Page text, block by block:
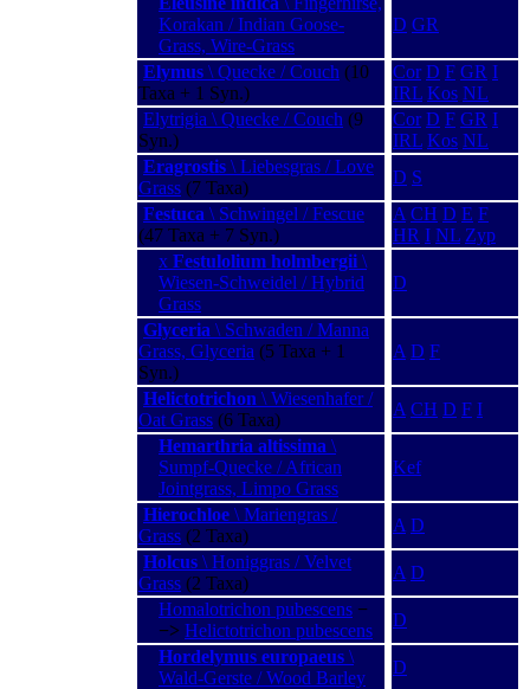
Korakan / Indian Goose-
Grass, Wire-Grass
D GR
Elymus \ Quecke / Couch (10
Taxa + 1 Syn.)
Cor D F GR I
IRL Kos NL
Elytrigia \ Quecke / Couch (9
Syn.)
Cor D F GR I
IRL Kos NL
Eragrostis \ Liebesgras / Love
Grass (7 Taxa)
D S
Festuca \ Schwingel / Fescue
(47 Taxa + 7 Syn.)
A CH D E F
HR I NL Zyp
x Festulolium holmbergii \
Wiesen-Schweidel / Hybrid
Grass
D
Glyceria \ Schwaden / Manna
Grass, Glyceria (5 Taxa + 1
Syn.)
A D F
Helictotrichon \ Wiesenhafer /
Oat Grass (6 Taxa)
A CH D F I
Hemarthria altissima \
Sumpf-Quecke / African
Jointgrass, Limpo Grass
Kef
Hierochloe \ Mariengras /
Grass (2 Taxa)
A D
Holcus \ Honiggras / Velvet
Grass (2 Taxa)
A D
Homalotrichon pubescens −
−> Helictotrichon pubescens
D
Hordelymus europaeus \
Wald-Gerste / Wood Barley
D